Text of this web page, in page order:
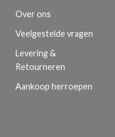
Over ons
Veelgestelde vragen
Levering &
Retourneren
Aankoop herroepen